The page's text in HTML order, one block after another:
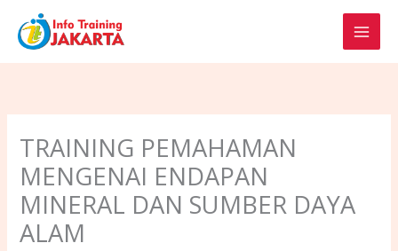
content
TRAINING PEMAHAMAN
MENGENAI ENDAPAN
MINERAL DAN SUMBER DAYA
ALAM